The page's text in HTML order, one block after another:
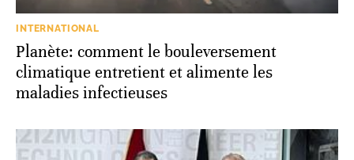
INTERNATIONAL
Planète: comment le bouleversement
climatique entretient et alimente les
maladies infectieuses